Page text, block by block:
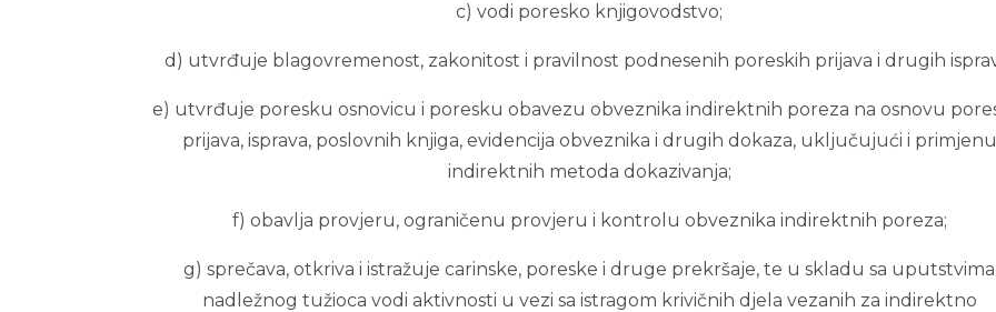
c) vodi poresko knjigovodstvo;
d) utvrđuje blagovremenost, zakonitost i pravilnost podnesenih poreskih prijava i drugih
e) utvrđuje poresku osnovicu i poresku obavezu obveznika indirektnih poreza na osnovu
prijava, isprava, poslovnih knjiga, evidencija obveznika i drugih dokaza, uključujući i primjenu
indirektnih metoda dokazivanja;
f) obavlja provjeru, ograničenu provjeru i kontrolu obveznika indirektnih poreza;
g) sprečava, otkriva i istražuje carinske, poreske i druge prekršaje, te u skladu sa uputstvima
nadležnog tužioca vodi aktivnosti u vezi sa istragom krivičnih djela vezanih za indirektno